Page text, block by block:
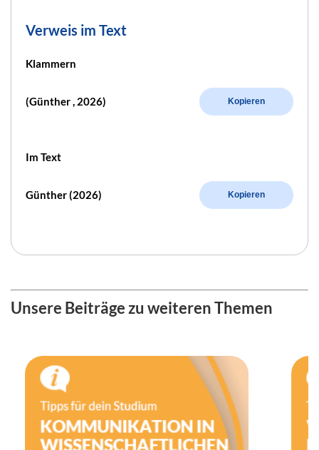
Verweis im Text
Klammern
(Günther , 2026) Kopieren
Im Text
Günther (2026) Kopieren
Unsere Beiträge zu weiteren Themen